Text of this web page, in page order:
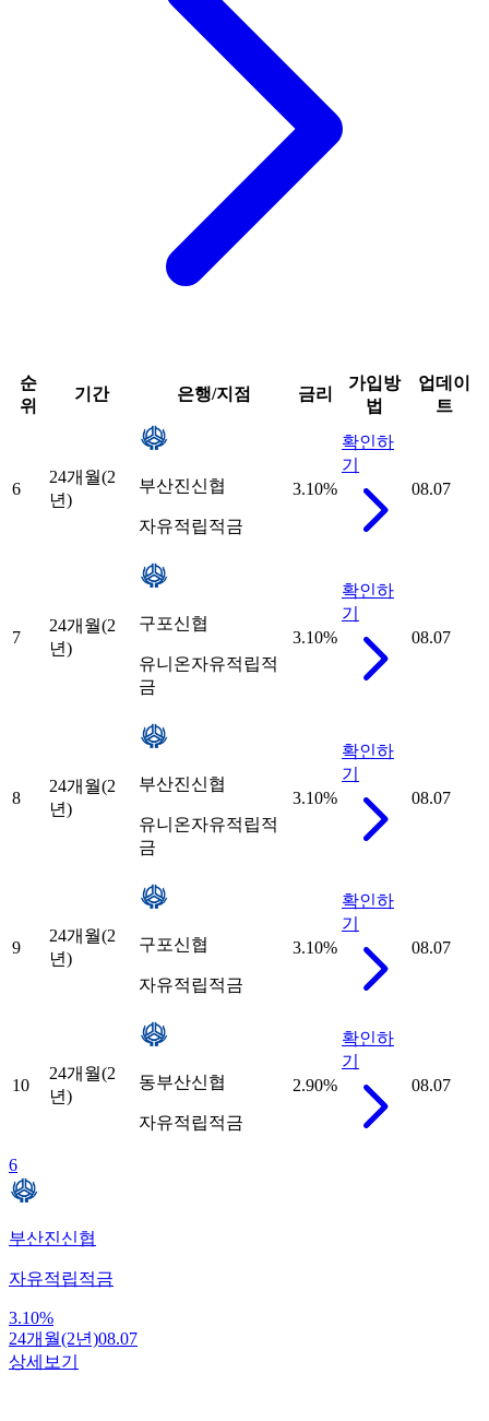
순
위
기간 은행/지점 금리
가입방
법
업데이
트
6
24개월(2
년)
부산진신협
자유적립적금
3.10%
확인하
기
08.07
7
24개월(2
년)
구포신협
유니온자유적립적
금
3.10%
확인하
기
08.07
8
24개월(2
년)
부산진신협
유니온자유적립적
금
3.10%
확인하
기
08.07
9
24개월(2
년)
구포신협
자유적립적금
3.10%
확인하
기
08.07
10
24개월(2
년)
동부산신협
자유적립적금
2.90%
확인하
기
08.07
6
부산진신협
자유적립적금
3.10%
24개월(2년)08.07
상세보기